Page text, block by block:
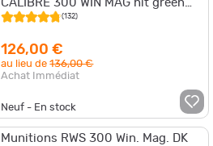
CALIBRE 300 WIN MAG hit green
short rifle 165GR
(132)
126,00 €
au lieu de136,00 €
Achat Immédiat
Neuf - En stock
Munitions RWS 300 Win. Mag. DK